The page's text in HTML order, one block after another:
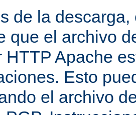
de la
que el archivo
HTTP Apache
Esto
el archivo